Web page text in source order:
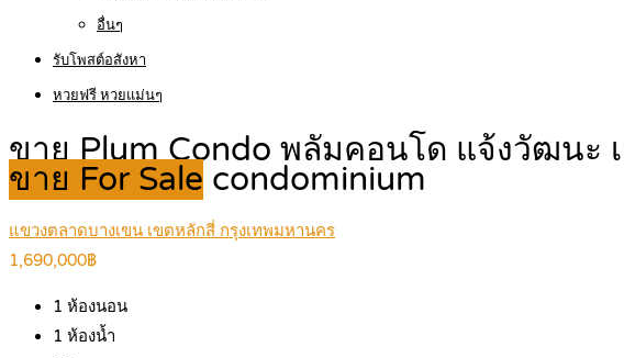
อื่นๆ
รับโพสต์อสังหา
หวยฟรี หวยแม่นๆ
ขาย Plum Condo พลัมคอนโด แจ้งวัฒนะ
ขาย For Sale condominium
แขวงตลาดบางเขน เขตหลักสี่ กรุงเทพมหานคร
1,690,000฿
1 ห้องนอน
1 ห้องน้ำ